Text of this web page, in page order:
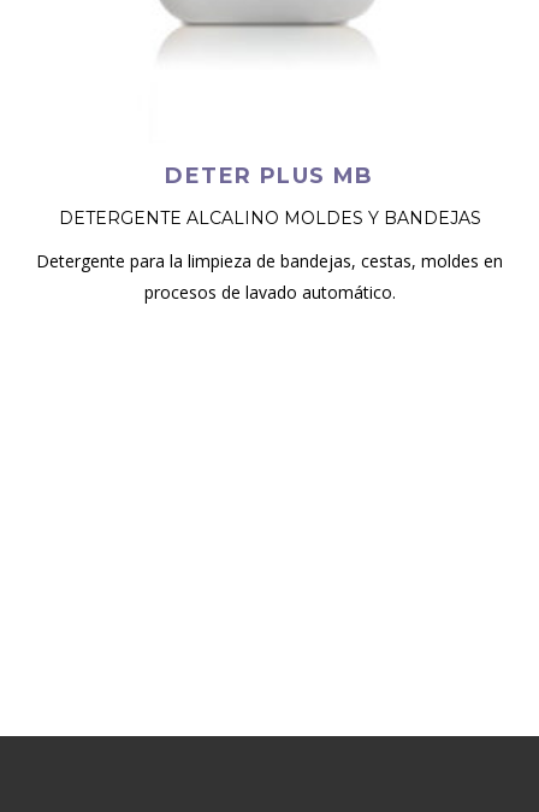
DETER PLUS MB
DETERGENTE ALCALINO MOLDES Y BANDEJAS
Detergente para la limpieza de bandejas, cestas, moldes en
procesos de lavado automático.